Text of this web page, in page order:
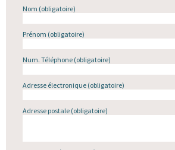
Nom (obligatoire)
Prénom (obligatoire)
Num. Téléphone(obligatoire)
Adresse électronique(obligatoire)
Adresse postale(obligatoire)